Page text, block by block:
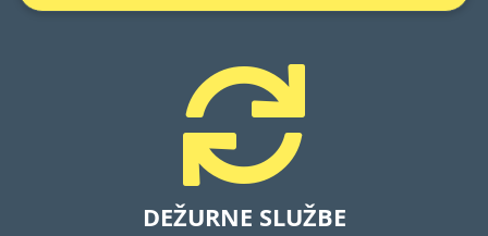
DEŽURNE SLUŽBE